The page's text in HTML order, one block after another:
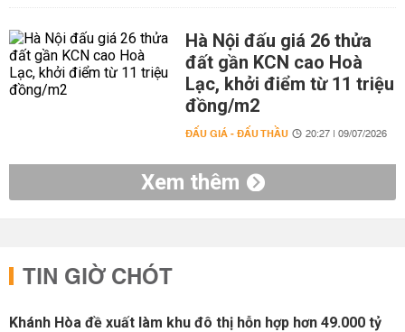
Hà Nội đấu giá 26 thửa
đất gần KCN cao Hoà
Lạc, khởi điểm từ 11 triệu
đồng/m2
ĐẤU GIÁ - ĐẤU THẦU 20:27 | 09/07/2026
Xem thêm
TIN GIỜ CHÓT
Khánh Hòa đề xuất làm khu đô thị hỗn hợp hơn 49.000 tỷ